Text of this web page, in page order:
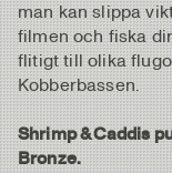
man kan slippa
filmen och fiska
flitigt till olika
Kobberbassen.
Shrimp & Caddis
Bronze.